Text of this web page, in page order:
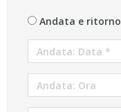
Andata e ritorno